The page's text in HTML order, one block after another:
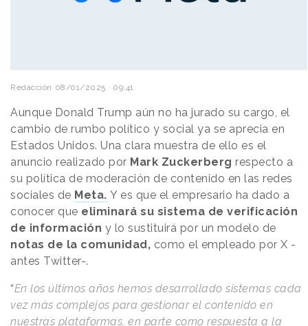
Redacción 08/01/2025 · 09:41
Aunque Donald Trump aún no ha jurado su cargo, el
cambio de rumbo político y social ya se aprecia en
Estados Unidos. Una clara muestra de ello es el
anuncio realizado por Mark Zuckerberg respecto a
su política de moderación de contenido en las redes
sociales de Meta. Y es que el empresario ha dado a
conocer que eliminará su sistema de verificación
de información y lo sustituirá por un modelo de
notas de la comunidad, como el empleado por X -
antes Twitter-.
“En los últimos años hemos desarrollado sistemas cada
vez más complejos para gestionar el contenido en
nuestras plataformas, en parte como respuesta a la